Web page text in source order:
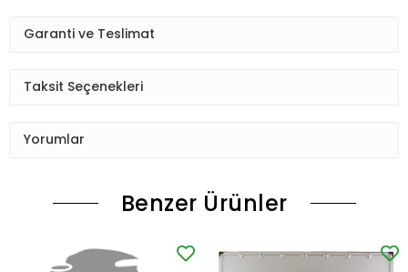
Garanti ve Teslimat
Taksit Seçenekleri
Yorumlar
Benzer Ürünler